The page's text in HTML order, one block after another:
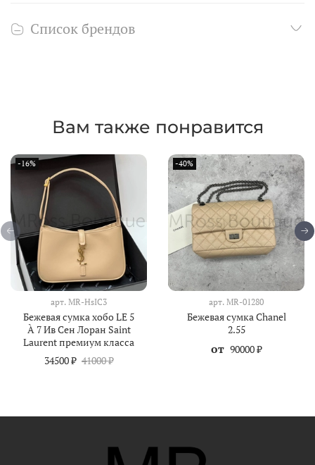
Список брендов
Вам также понравится
-16%
арт. MR-HsIC3
Бежевая сумка хобо LE 5
À 7 Ив Сен Лоран Saint
Laurent премиум класса
34500 ₽ 41000 ₽
-40%
арт. MR-01280
Бежевая сумка Chanel
2.55
от 90000 ₽